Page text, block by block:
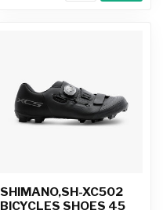
SHIMANO,SH-XC502
BICYCLES SHOES 45